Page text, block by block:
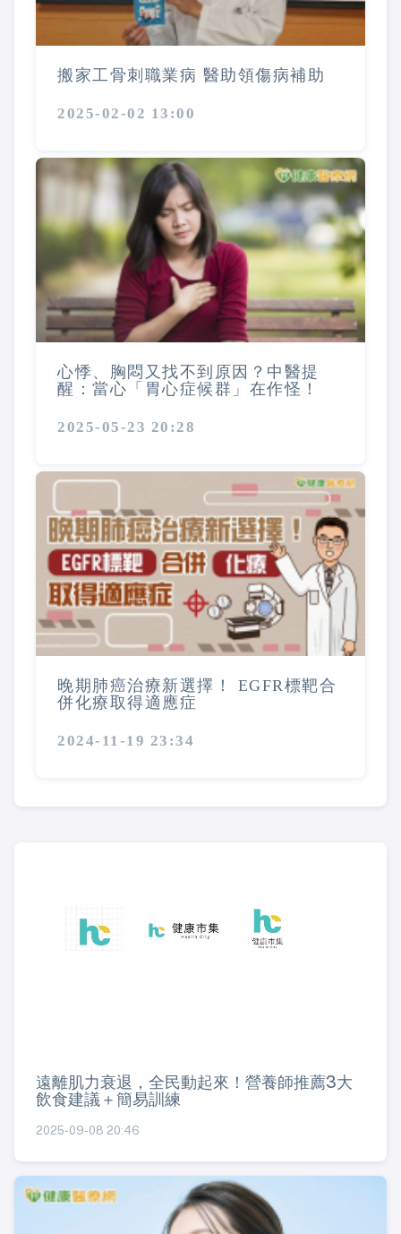
搬家工骨刺職業病 醫助領傷病補助
2025-02-02 13:00
心悸、胸悶又找不到原因？中醫提
醒：當心「胃心症候群」在作怪！
2025-05-23 20:28
晚期肺癌治療新選擇！ EGFR標靶合
併化療取得適應症
2024-11-19 23:34
遠離肌力衰退，全民動起來！營養師推薦3大
飲食建議＋簡易訓練
2025-09-08 20:46